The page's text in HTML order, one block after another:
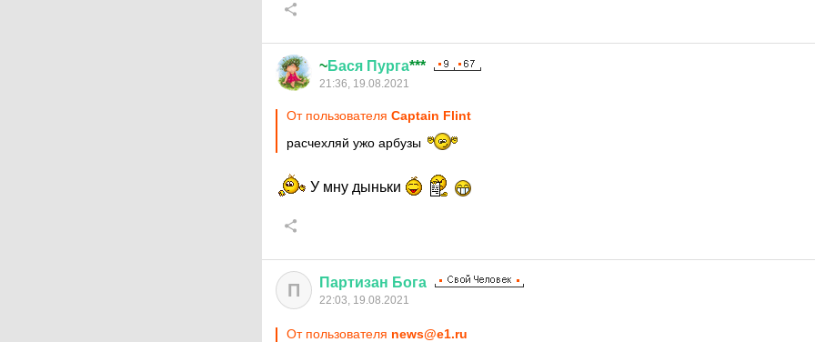
~Бася Пурга***
21:36, 19.08.2021
От пользователя Captain Flint
расчехляй ужо арбузы
У мну дыньки
П Партизан Бога
22:03, 19.08.2021
От пользователя news@e1.ru